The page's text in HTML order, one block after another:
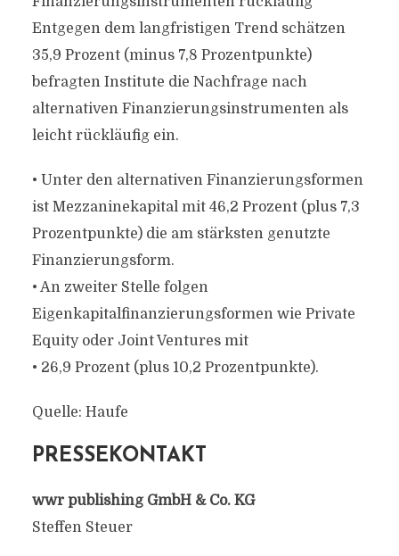
Entgegen dem langfristigen Trend schätzen
35,9 Prozent (minus 7,8 Prozentpunkte)
befragten Institute die Nachfrage nach
alternativen Finanzierungsinstrumenten als
leicht rückläufig ein.
• Unter den alternativen Finanzierungsformen
ist Mezzaninekapital mit 46,2 Prozent (plus 7,3
Prozentpunkte) die am stärksten genutzte
Finanzierungsform.
• An zweiter Stelle folgen
Eigenkapitalfinanzierungsformen wie Private
Equity oder Joint Ventures mit
• 26,9 Prozent (plus 10,2 Prozentpunkte).
Quelle: Haufe
PRESSEKONTAKT
wwr publishing GmbH & Co. KG
Steffen Steuer